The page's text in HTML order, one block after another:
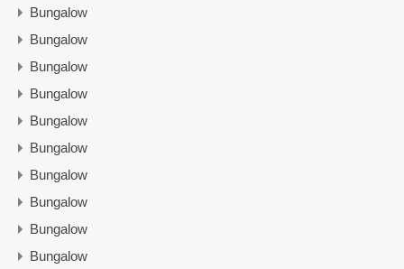
Bungalow
Bungalow
Bungalow
Bungalow
Bungalow
Bungalow
Bungalow
Bungalow
Bungalow
Bungalow